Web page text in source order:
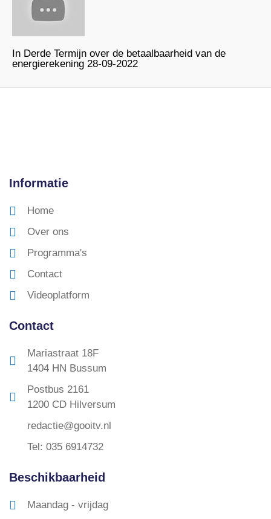
In Derde Termijn over de betaalbaarheid van de
energierekening 28-09-2022
Informatie
Home
Over ons
Programma's
Contact
Videoplatform
Contact
Mariastraat 18F
1404 HN Bussum
Postbus 2161
1200 CD Hilversum
redactie@gooitv.nl
Tel: 035 6914732
Beschikbaarheid
Maandag - vrijdag